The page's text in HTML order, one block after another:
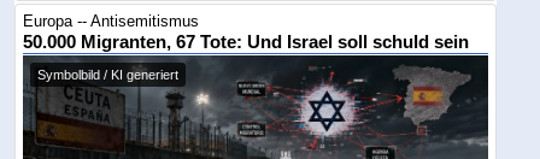
Europa -- Antisemitismus
50.000 Migranten, 67 Tote: Und Israel soll schuld sein
Symbolbild / KI generiert